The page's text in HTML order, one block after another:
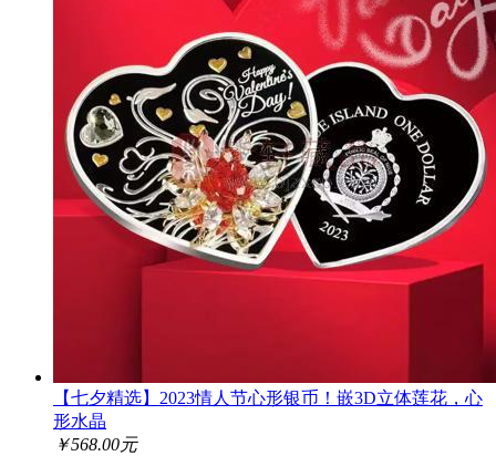
【七夕精选】2023情人节心形银币！嵌3D立体莲花，心
形水晶
￥568.00元